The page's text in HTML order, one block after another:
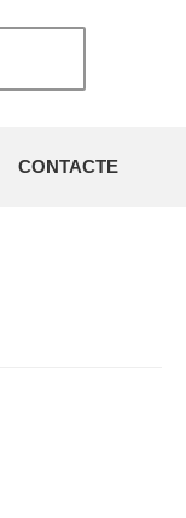
CONTACTE